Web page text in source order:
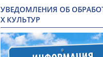
УВЕДОМЛЕНИЯ ОБ
Х КУЛЬТУР